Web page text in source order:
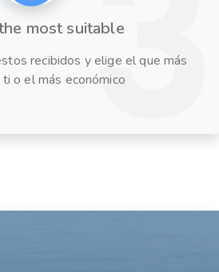
most suitable
recibidos y elige el que más
o el más económico